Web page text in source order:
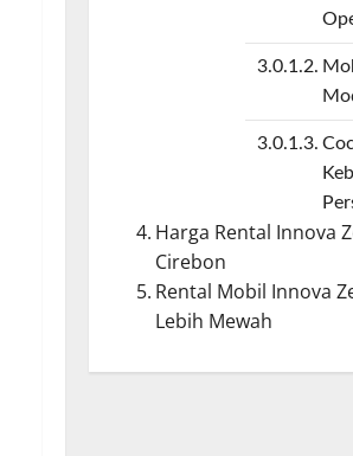
Harga Rental Innova
Cirebon
Rental Mobil Innova
Lebih Mewah